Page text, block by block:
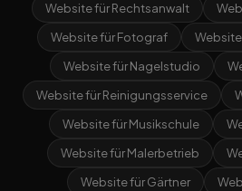
Website für Rechtsanwalt
Website für Fotograf
Website für Nagelstudio
Website für Reinigungsservice
Website für Musikschule
Website für Malerbetrieb
Website für Gärtner